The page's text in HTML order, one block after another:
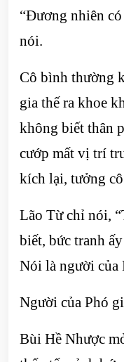
“Đương nhiên
nói.
Cô bình thường
gia thế ra khoe
không biết thân
cướp mất vị trí
kích lại, tưởng cô
Lão Từ chỉ nói,
biết, bức tranh
Nói là người của
Người của Phó
Bùi Hề Nhược